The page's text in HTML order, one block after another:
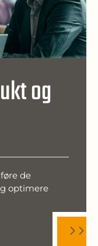
og
de
optimere